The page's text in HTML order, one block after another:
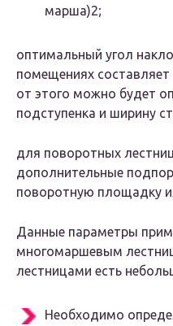
марша)2;
оптимальный угол
помещениях
от этого можно будет
подступенка и ширину
для поворотных
дополнительные
поворотную площадку
Данные параметры
многомаршевым
лестницами есть
Необходимо